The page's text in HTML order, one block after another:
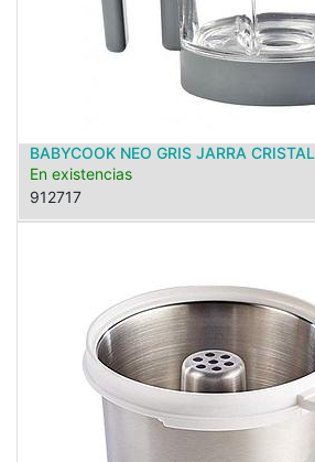
BABYCOOK NEO GRIS JARRA CRISTAL
En existencias
912717